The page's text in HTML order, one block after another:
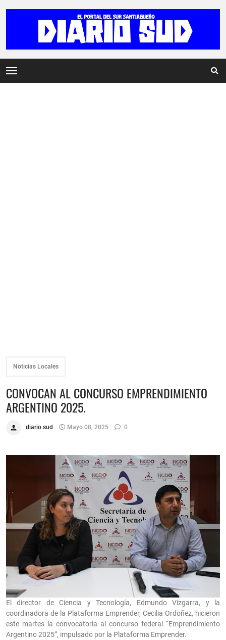
Noticias Locales
CONVOCAN AL CONCURSO EMPRENDIMIENTO
ARGENTINO 2025.
diario sud Mayo 08, 2025 0
El director de Ciencia y Tecnología, Edmundo Vizgarra, y la
coordinadora de la Plataforma Emprender, Cecilia Ordoñez, hicieron
este martes la convocatoria al concurso federal “Emprendimiento
Argentino 2025”, impulsado por la Plataforma Emprender.